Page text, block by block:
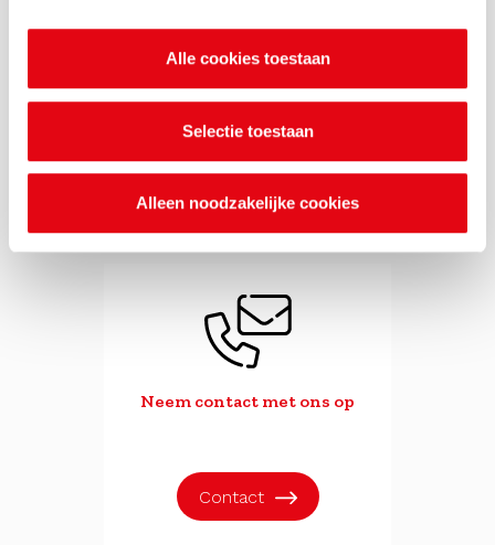
Alle cookies toestaan
Selectie toestaan
Alleen noodzakelijke cookies
Meld overlast bij de
MilieuKlachtenCentrale
Naar website
Neem contact met ons op
Contact